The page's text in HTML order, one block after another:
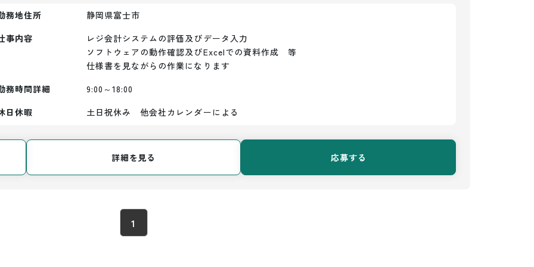
務地住所
静岡県富士市
事内容
レジ会計システムの評価及びデータ入力
ソフトウェアの動作確認及びExcelでの資料作成　等
仕様書を見ながらの作業になります
務時間詳細
9:00～18:00
日休暇
土日祝休み　他会社カレンダーによる
詳細を見る 応募する
1